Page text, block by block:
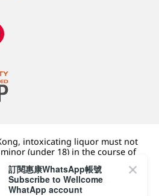
intoxicating liquor must not
(under 18) in the course of
程中，向未成年人 (18 歲以下人士)
訂閱惠康WhatsApp帳號
Subscribe to Wellcome
WhatApp account